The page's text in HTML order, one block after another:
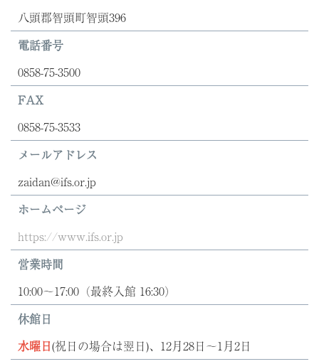
八頭郡智頭町智頭396
電話番号
0858-75-3500
FAX
0858-75-3533
メールアドレス
zaidan@ifs.or.jp
ホームページ
https://www.ifs.or.jp
営業時間
10:00～17:00（最終入館 16:30）
休館日
水曜日(祝日の場合は翌日)、12月28日～1月2日